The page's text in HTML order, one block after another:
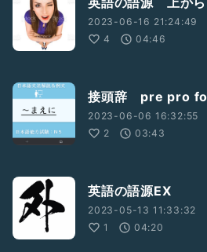
2023-06-16 21:24:49
4
04:46
接頭辞 pre pro
2023-06-06 16:32:55
2
03:43
英語の語源EX
2023-05-13 11:33:32
1
04:20